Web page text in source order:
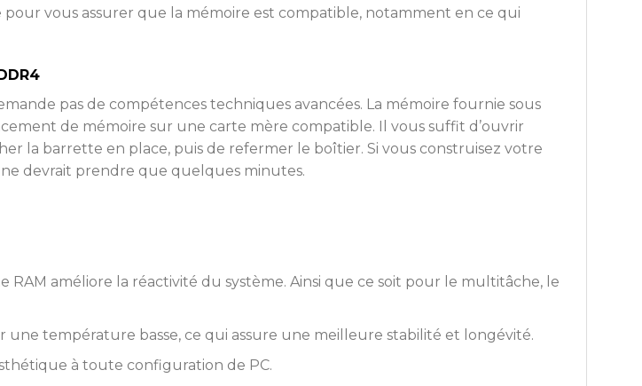
vous assurer que la mémoire est compatible, notamment en ce qui
pas de compétences techniques avancées. La mémoire fournie sous
de mémoire sur une carte mère compatible. Il vous suffit d’ouvrir
la barrette en place, puis de refermer le boîtier. Si vous construisez votre
ne devrait prendre que quelques minutes.
améliore la réactivité du système. Ainsi que ce soit pour le multitâche, le
température basse, ce qui assure une meilleure stabilité et longévité.
à toute configuration de PC.